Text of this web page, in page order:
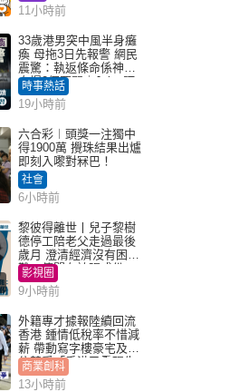
11小時前
33歲港男突中風半身癱
瘓 母拖3日先報警 網民
震驚：執返條命係神蹟
自爆2個惡習｜Juicy叮
時事熱話
19小時前
六合彩︱頭獎一注獨中
得1900萬 攪珠結果出爐
即刻入嚟對冧巴！
社會
6小時前
黎彼得離世丨兒子黎樹
德停工陪老父走過最後
歲月 澄清經濟沒有困
難：傳聞有誇張成份
影視圈
9小時前
外籍專才據報陸續回流
香港 鍾情低稅率不惜減
薪 帶動寫字樓豪宅及學
位競爭「香港已重現生
機」
商業創科
13小時前